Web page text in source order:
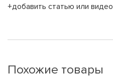
+добавить статью или видео
Похожие товары